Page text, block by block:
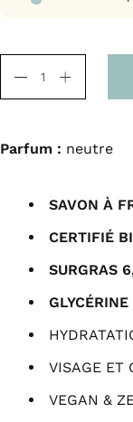
Parfum : neutre
SAVON À
CERTIFIÉ
SURGRAS
VISAGE ET
VEGAN &